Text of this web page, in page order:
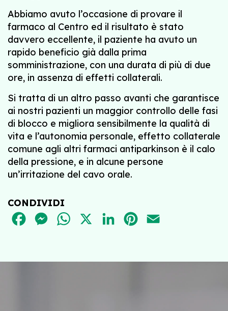
Abbiamo avuto l’occasione di provare il
farmaco al Centro ed il risultato è stato
davvero eccellente, il paziente ha avuto un
rapido beneficio già dalla prima
somministrazione, con una durata di più di due
ore, in assenza di effetti collaterali.
Si tratta di un altro passo avanti che garantisce
ai nostri pazienti un maggior controllo delle fasi
di blocco e migliora sensibilmente la qualità di
vita e l’autonomia personale, effetto collaterale
comune agli altri farmaci antiparkinson è il calo
della pressione, e in alcune persone
un’irritazione del cavo orale.
CONDIVIDI
FACEBOOKMESSENGER
WHATSAPPLINKEDINPINTEREST